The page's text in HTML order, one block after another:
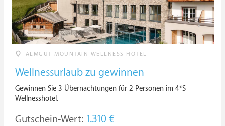
ALMGUT MOUNTAIN WELLNESS HOTEL
Wellnessurlaub zu gewinnen
Gewinnen Sie 3 Übernachtungen für 2 Personen im 4*S
Wellnesshotel.
Gutschein-Wert: 1.310 €